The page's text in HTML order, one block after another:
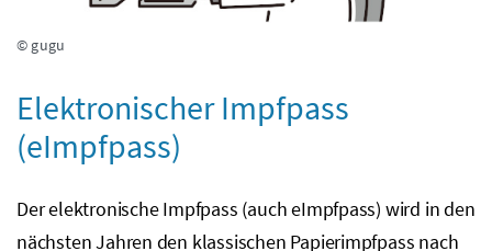
© gugu
Elektronischer Impfpass
(eImpfpass)
Der elektronische Impfpass (auch eImpfpass) wird in den
nächsten Jahren den klassischen Papierimpfpass nach